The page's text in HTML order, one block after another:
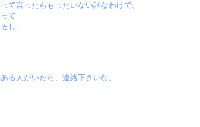
て言ったらもったいない話なわけで。
て
し。
る人がいたら、連絡下さいな。